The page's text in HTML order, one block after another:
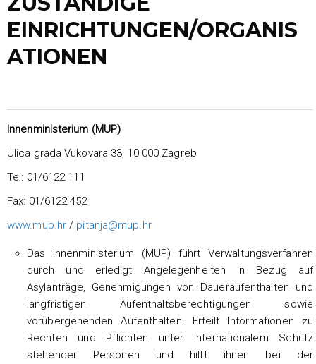
EINRICHTUNGEN/ORGANIS
ATIONEN
Innenministerium (MUP)
Ulica grada Vukovara 33, 10 000 Zagreb
Tel: 01/6122 111
Fax: 01/6122 452
www.mup.hr / pitanja@mup.hr
Das Innenministerium (MUP) führt Verwaltungsverfahren
durch und erledigt Angelegenheiten in Bezug auf
Asylanträge, Genehmigungen von Daueraufenthalten und
langfristigen Aufenthaltsberechtigungen sowie
vorübergehenden Aufenthalten. Erteilt Informationen zu
Rechten und Pflichten unter internationalem Schutz
stehender Personen und hilft ihnen bei der